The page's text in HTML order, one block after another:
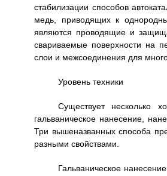
стабилизации способов
медь, приводящих к
являются проводящие и
свариваемые поверхности на
слои и межсоединения для
Уровень техники
Существует несколько
гальваническое нанесение,
Три вышеназванных способа
разными свойствами.
Гальваническое